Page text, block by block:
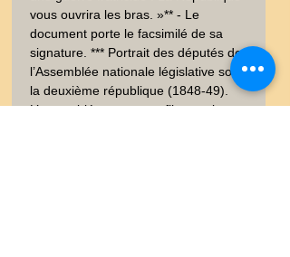
vous ouvrira les bras. »** - Le
document porte le facsimilé de sa
signature. *** Portrait des députés de
l’Assemblée nationale législative sous
la deuxième république (1848-49).
L’assemblée est en conflit avec le